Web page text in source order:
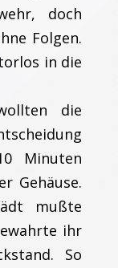
doch
Folgen.
in die
die
Minuten
Gehäuse.
mußte
ihr
So